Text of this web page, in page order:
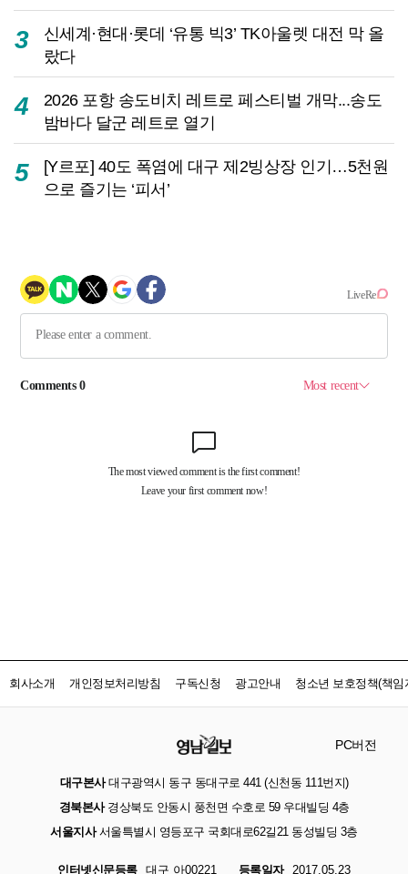
3
신세계·현대·롯데 ‘유통 빅3’ TK아울렛 대전 막 올
랐다
4
2026 포항 송도비치 레트로 페스티벌 개막...송도
밤바다 달군 레트로 열기
5
[Y르포] 40도 폭염에 대구 제2빙상장 인기…5천원
으로 즐기는 ‘피서’
회사소개 개인정보처리방침 구독신청 광고안내 청소년 보호정책(책임
PC버전
대구본사대구광역시 동구 동대구로 441 (신천동 111번지)
경북본사경상북도 안동시 풍천면 수호로 59 우대빌딩 4층
서울지사서울특별시 영등포구 국회대로62길21 동성빌딩 3층
인터넷신문등록 대구 아00221 등록일자 2017.05.23